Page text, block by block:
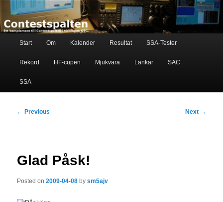
primary
content
Contestspalten
Ett komplement till contestspalten i tidningen QTC
Start Om Kalender Resultat SSA-Tester
Rekord HF-cupen Mjukvara Länkar SAC
SSA
Post
← Previous Next →
Glad Påsk!
Posted on2009-04-08 bysm5ajv